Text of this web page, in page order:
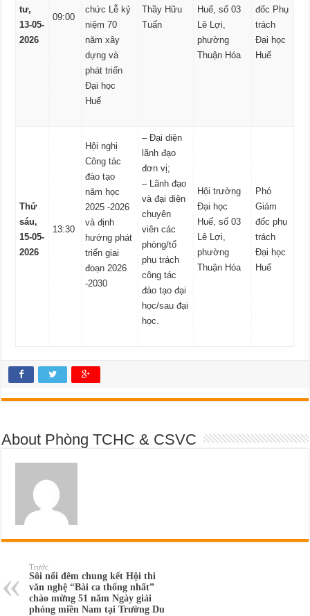
tư,
13-05-
2026
09:00
chức Lễ kỷ
niệm 70
năm xây
dựng và
phát triển
Đại học
Huế
Thầy Hữu
Tuấn
Huế, số 03
Lê Lợi,
phường
Thuận Hóa
đốc Phụ
trách
Đại học
Huế
Thứ
sáu,
15-05-
2026
13:30
Hội nghị
Công tác
đào tạo
năm học
2025 -2026
và định
hướng phát
triển giai
đoạn 2026
-2030
– Đại diện
lãnh đạo
đơn vị;
– Lãnh đạo
và đại diện
chuyên
viên các
phòng/tổ
phụ trách
công tác
đào tạo đại
học/sau đại
học.
Hội trường
Đại học
Huế, số 03
Lê Lợi,
phường
Thuận Hóa
Phó
Giám
đốc phụ
trách
Đại học
Huế
About Phòng TCHC & CSVC
Trước
Sôi nổi đêm chung kết Hội thi
văn nghệ “Bài ca thống nhất”
chào mừng 51 năm Ngày giải
phóng miền Nam tại Trường Du